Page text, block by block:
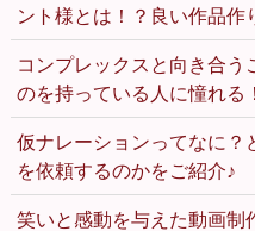
ント様とは！？良い作品
コンプレックスと向き合う
のを持っている人に憧れ
仮ナレーションってなに？
を依頼するのかをご紹介♪
笑いと感動を与えた動画制